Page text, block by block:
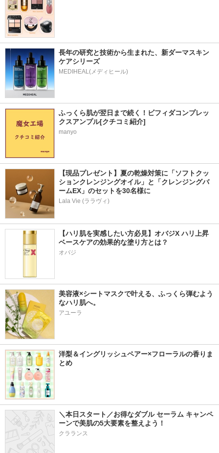
長年の研究と技術から生まれた、新ダーマスキン
ケアシリーズ
ふっくら肌が翌日まで続く！ビフィダコンプレッ
クスアンプル[クチコミ紹介]
manyo
【現品プレゼント】夏の乾燥対策に「ソフトクッ
ションクレンジングオイル」と「クレンジングバ
ームEX」のセットを30名様に
Lala Vie (ララヴィ)
【ハリ肌を実感したい方必見】オバジX ハリ上昇
ベースケアの効果的な塗り方とは？
オバジ
美容液×シートマスクで叶える、ふっくら弾むよう
なハリ肌へ。
アユーラ
洋梨＆イングリッシュペアー×フローラルの香りま
とめ
＼本日スタート／お得なダブル セーラム キャンペ
ーンで美肌の5大要素を整えよう！
クラランス